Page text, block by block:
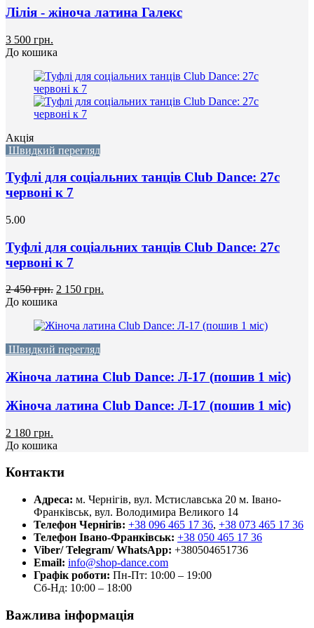
Лілія - жіноча латина Галекс
3 500 грн.
До кошика
Акція
Швидкий перегляд
Туфлі для соціальних танців Club Dance: 27с
червоні к 7
5.00
Туфлі для соціальних танців Club Dance: 27с
червоні к 7
2 450 грн. 2 150 грн.
До кошика
Швидкий перегляд
Жіноча латина Club Dance: Л-17 (пошив 1 міс)
Жіноча латина Club Dance: Л-17 (пошив 1 міс)
2 180 грн.
До кошика
Контакти
Адреса: м. Чернігів, вул. Мстиславська 20 м. Івано-
Франківськ, вул. Володимира Великого 14
Телефон Чернігів: +38 096 465 17 36, +38 073 465 17 36
Телефон Івано-Франківськ: +38 050 465 17 36
Viber/ Telegram/ WhatsApp: +380504651736
Email: info@shop-dance.com
Графік роботи: Пн-Пт: 10:00 – 19:00
Сб-Нд: 10:00 – 18:00
Важлива інформація